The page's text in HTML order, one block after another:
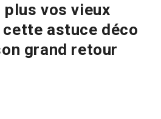
plus vos vieux
cette astuce déco
grand retour